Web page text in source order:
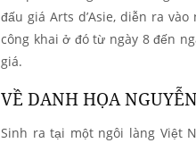
đấu giá Arts d’Asie, diễn ra
công khai ở đó từ ngày 8 đến
giá.
VỀ DANH HỌA
Sinh ra tại một ngôi làng Việt